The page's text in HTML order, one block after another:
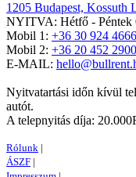
1205 Budapest, Kossuth
NYITVA: Hétfő - Péntek
Mobil 1: +36 30 924 4666
Mobil 2: +36 20 452 2900
E-MAIL:
Nyitvatartási időn kívül
autót.
A telepnyitás díja:
Rólunk |
ÁSZF |